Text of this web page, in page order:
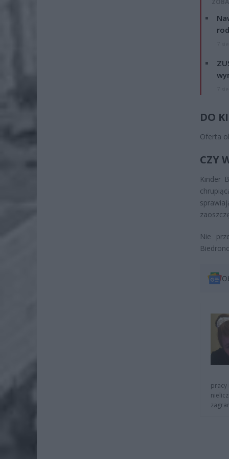
DO
Oferta
CZY
Kinder
Nie
pracy